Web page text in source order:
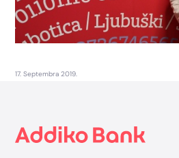
17. Septembra 2019.